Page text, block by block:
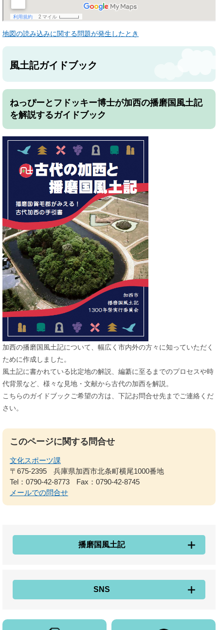
地図の読み込みに関する問題が発生したとき
風土記ガイドブック
ねっぴーとフドッキー博士が加西の播磨国風土記
を解説するガイドブック
加西の播磨国風土記について、幅広く市内外の方々に知っていただく
ために作成しました。
風土記に書かれている比定地の解説、編纂に至るまでのプロセスや時
代背景など、様々な見地・文献から古代の加西を解説。
こちらのガイドブックご希望の方は、下記お問合せ先までご連絡くだ
さい。
このページに関する問合せ
文化スポーツ課
〒675-2395
兵庫県加西市北条町横尾1000番地
Tel：0790-42-8773
Fax：0790-42-8745
メールでの問合せ
播磨国風土記
SNS